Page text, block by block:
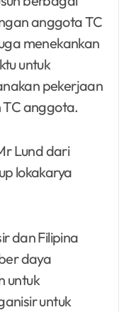
anggota TC
menekankan
untuk
pekerjaan
TC anggota.
Lund dari
lokakarya
dan Filipina
daya
untuk
untuk